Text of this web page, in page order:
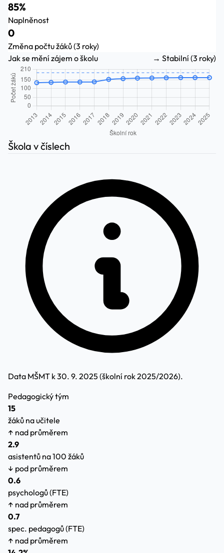
85%
Naplněnost
0
Změna počtu žáků (3 roky)
Jak se mění zájem o školu
→ Stabilní (3 roky)
Škola v číslech
Data MŠMT k 30. 9. 2025 (školní rok 2025/2026).
Pedagogický tým
15
žáků na učitele
↑ nad průměrem
2.9
asistentů na 100 žáků
↓ pod průměrem
0.6
psychologů (FTE)
↑ nad průměrem
0.7
spec. pedagogů (FTE)
↑ nad průměrem